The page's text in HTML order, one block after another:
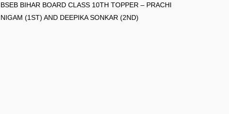
BSEB BIHAR BOARD CLASS 10TH TOPPER – PRACHI
NIGAM (1ST) AND DEEPIKA SONKAR (2ND)